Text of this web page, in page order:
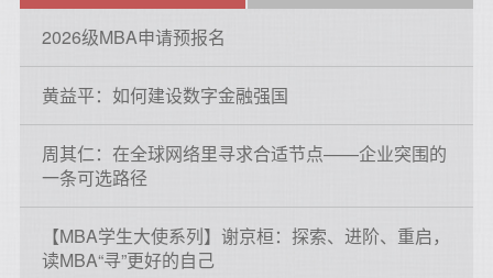
2026级MBA申请预报名
黄益平：如何建设数字金融强国
周其仁：在全球网络里寻求合适节点——企业突围的
一条可选路径
【MBA学生大使系列】谢京桓：探索、进阶、重启，
读MBA“寻”更好的自己